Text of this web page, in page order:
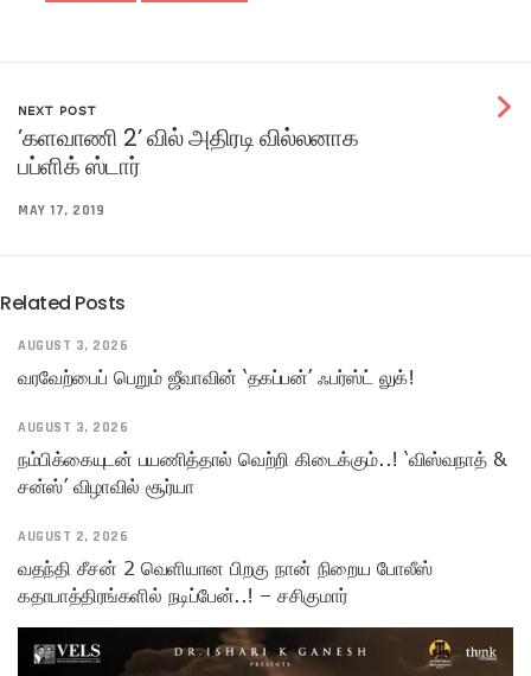
NEXT POST
’களவாணி 2’ வில் அதிரடி வில்லனாக
பப்ளிக் ஸ்டார்
MAY 17, 2019
Related Posts
AUGUST 3, 2026
வரவேற்பைப் பெறும் ஜீவாவின் ‘தகப்பன்’ ஃபர்ஸ்ட் லுக்!
AUGUST 3, 2026
நம்பிக்கையுடன் பயணித்தால் வெற்றி கிடைக்கும்..! ‘விஸ்வநாத் &
சன்ஸ்’ விழாவில் சூர்யா
AUGUST 2, 2026
வதந்தி சீசன் 2 வெளியான பிறகு நான் நிறைய போலீஸ்
கதாபாத்திரங்களில் நடிப்பேன்..! – சசிகுமார்